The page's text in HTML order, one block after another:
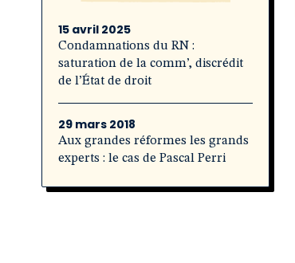
15 avril 2025
Condamnations du RN :
saturation de la comm’, discrédit
de l’État de droit
29 mars 2018
Aux grandes réformes les grands
experts : le cas de Pascal Perri